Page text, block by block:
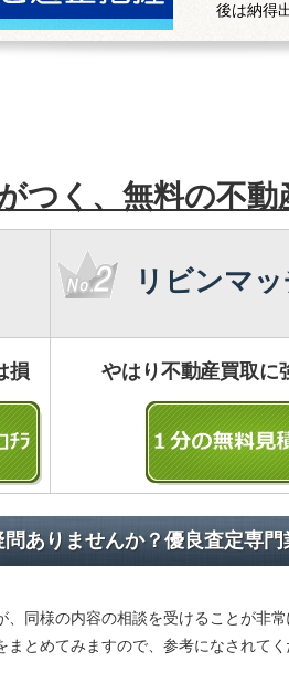
後は納得
つく、無料の不動
リビンマッ
損 やはり不動産買取に
ありませんか？優良査定専
同様の内容の相談を受けることが非常
とめてみますので、参考になされてく